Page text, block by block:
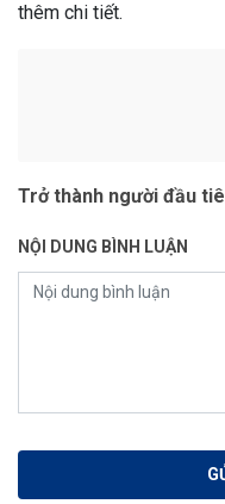
thêm chi tiết.
Trở thành người đầu
NỘI DUNG BÌNH LUẬN